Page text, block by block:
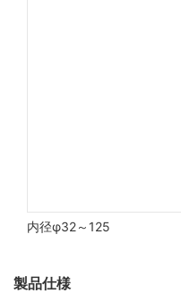
内径φ32～125
製品仕様